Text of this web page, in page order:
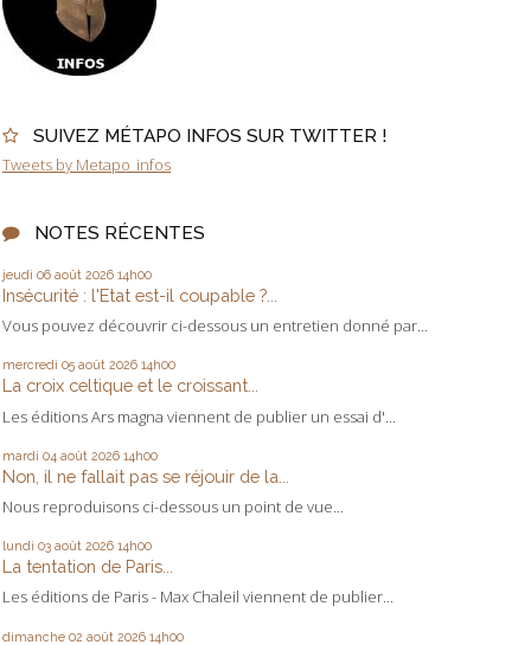
SUIVEZ MÉTAPO INFOS SUR TWITTER !
Tweets by Metapo_infos
NOTES RÉCENTES
jeudi 06 août 2026 14h00
Insécurité : l'Etat est-il coupable ?...
Vous pouvez découvrir ci-dessous un entretien donné par...
mercredi 05 août 2026 14h00
La croix celtique et le croissant...
Les éditions Ars magna viennent de publier un essai d'...
mardi 04 août 2026 14h00
Non, il ne fallait pas se réjouir de la...
Nous reproduisons ci-dessous un point de vue...
lundi 03 août 2026 14h00
La tentation de Paris...
Les éditions de Paris - Max Chaleil viennent de publier...
dimanche 02 août 2026 14h00